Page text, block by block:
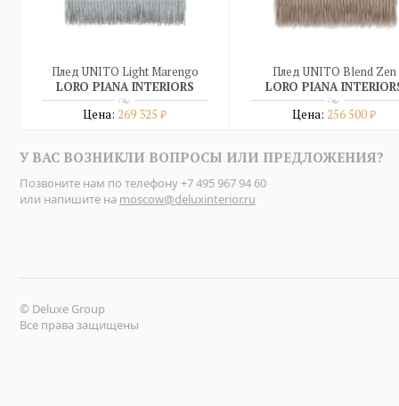
Плед UNITO Light Marengo
LORO PIANA INTERIORS
Цена: 269 325 ₽
Плед UNITO Blend Zen
LORO PIANA
Цена: 256 500₽
У ВАС ВОЗНИКЛИ ВОПРОСЫ ИЛИ ПРЕДЛОЖЕНИЯ?
Позвоните нам по телефону+7 495 967 94 60
или напишите на moscow@deluxinterior.ru
© Deluxe Group
Все права защищены